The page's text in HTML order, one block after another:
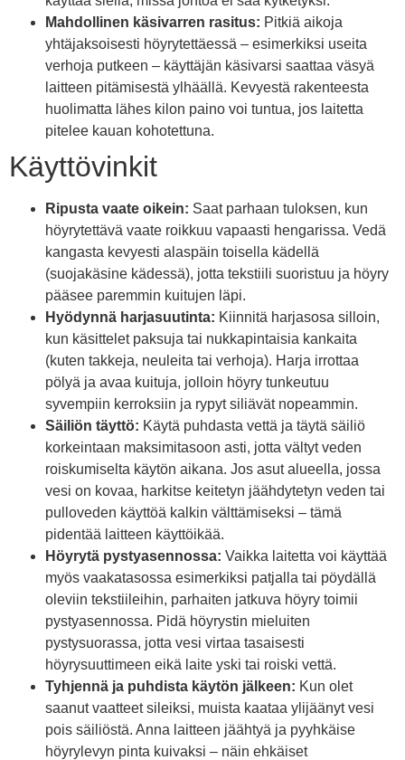
Mahdollinen käsivarren rasitus: Pitkiä aikoja
yhtäjaksoisesti höyrytettäessä – esimerkiksi useita
verhoja putkeen – käyttäjän käsivarsi saattaa väsyä
laitteen pitämisestä ylhäällä. Kevyestä rakenteesta
huolimatta lähes kilon paino voi tuntua, jos laitetta
pitelee kauan kohotettuna.
Käyttövinkit
Ripusta vaate oikein: Saat parhaan tuloksen, kun
höyrytettävä vaate roikkuu vapaasti hengarissa. Vedä
kangasta kevyesti alaspäin toisella kädellä
(suojakäsine kädessä), jotta tekstiili suoristuu ja höyry
pääsee paremmin kuitujen läpi.
Hyödynnä harjasuutinta: Kiinnitä harjasosa silloin,
kun käsittelet paksuja tai nukkapintaisia kankaita
(kuten takkeja, neuleita tai verhoja). Harja irrottaa
pölyä ja avaa kuituja, jolloin höyry tunkeutuu
syvempiin kerroksiin ja rypyt siliävät nopeammin.
Säiliön täyttö: Käytä puhdasta vettä ja täytä säiliö
korkeintaan maksimitasoon asti, jotta vältyt veden
roiskumiselta käytön aikana. Jos asut alueella, jossa
vesi on kovaa, harkitse keitetyn jäähdytetyn veden tai
pulloveden käyttöä kalkin välttämiseksi – tämä
pidentää laitteen käyttöikää.
Höyrytä pystyasennossa: Vaikka laitetta voi käyttää
myös vaakatasossa esimerkiksi patjalla tai pöydällä
oleviin tekstiileihin, parhaiten jatkuva höyry toimii
pystyasennossa. Pidä höyrystin mieluiten
pystysuorassa, jotta vesi virtaa tasaisesti
höyrysuuttimeen eikä laite yski tai roiski vettä.
Tyhjennä ja puhdista käytön jälkeen: Kun olet
saanut vaatteet sileiksi, muista kaataa ylijäänyt vesi
pois säiliöstä. Anna laitteen jäähtyä ja pyyhkäise
höyrylevyn pinta kuivaksi – näin ehkäiset